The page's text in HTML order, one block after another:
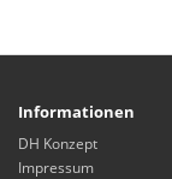
Informationen
DH Konzept
Impressum